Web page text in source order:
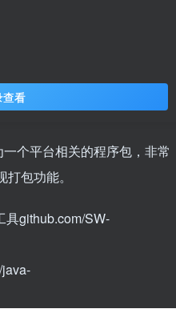
查看
个平台相关的程序包，非常
包功能。
具github.com/SW-